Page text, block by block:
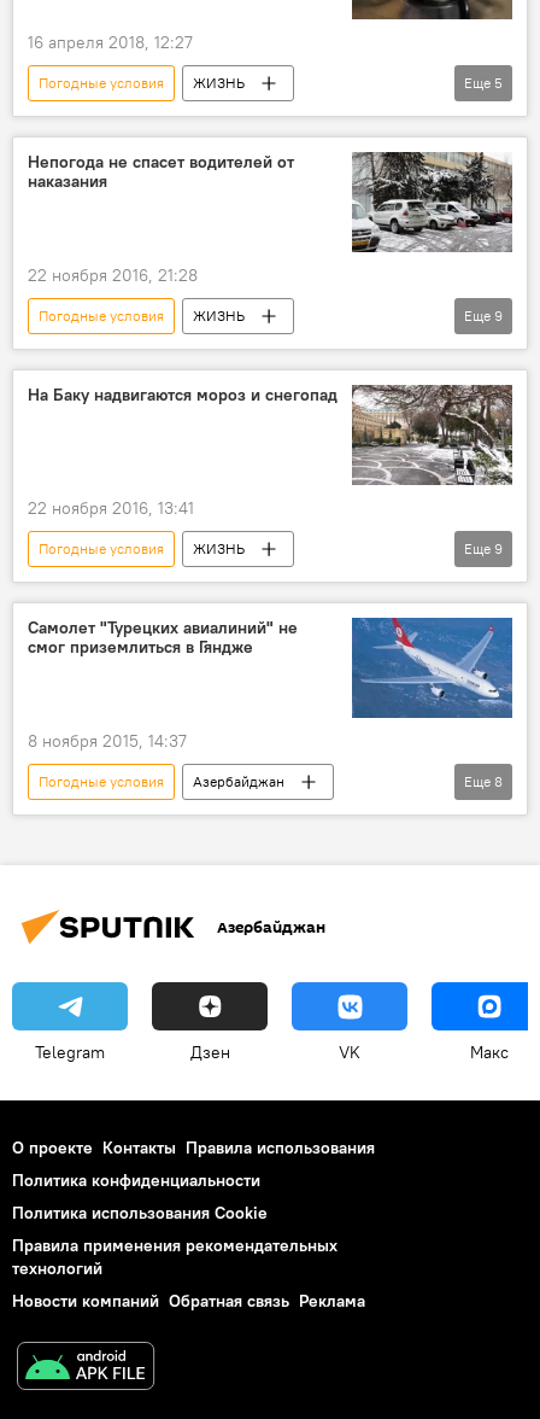
16 апреля 2018, 12:27
Погодные условия
ЖИЗНЬ
Азербайджан
Новости
Баку
Ибрагим Кярбалаев
ПО "Азеригаз"
давление газа
Еще 5
Непогода не спасет водителей от
наказания
22 ноября 2016, 21:28
Погодные условия
ЖИЗНЬ
Азербайджан
Новости
Баку
Вагиф Асадов
Управление государственной дорожной полиции Баку
общественный транспорт
фары
Еще 9
На Баку надвигаются мороз и снегопад
22 ноября 2016, 13:41
Погодные условия
ЖИЗНЬ
Азербайджан
Новости
Баку
Абшеронский полуостров
Министерство экологии и природных ресурсов АР
Еще 9
Самолет "Турецких авиалиний" не
смог приземлиться в Гяндже
8 ноября 2015, 14:37
Погодные условия
Азербайджан
Происшествия
Новости
ЖИЗНЬ
Еще 8
Азербайджан
Telegram Дзен VK Макс
О проекте Контакты Правила использования
Политика конфиденциальности
Политика использования Cookie
Правила применения рекомендательных
технологий
Новости компаний Обратная связь Реклама